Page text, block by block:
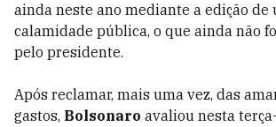
ainda neste ano mediante a edição de
calamidade pública, o que ainda não
pelo presidente.
Após reclamar, mais uma vez, das
gastos, Bolsonaro avaliou nesta